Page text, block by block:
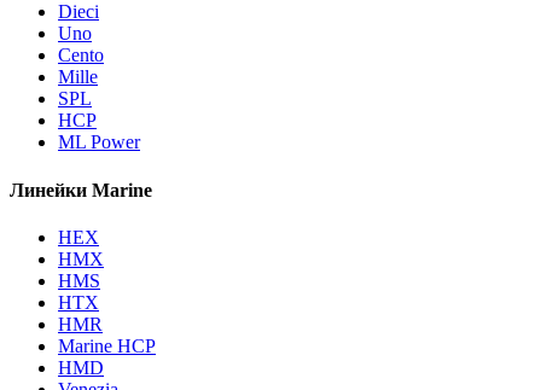
Dieci
Uno
Cento
Mille
SPL
HCP
ML Power
Линейки Marine
HEX
HMX
HMS
HTX
HMR
Marine HCP
HMD